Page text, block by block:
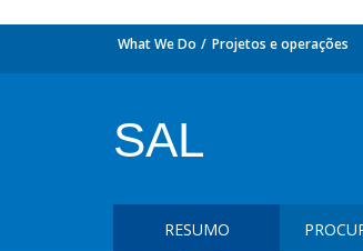
What We Do Projetos e operações
SAL
RESUMO